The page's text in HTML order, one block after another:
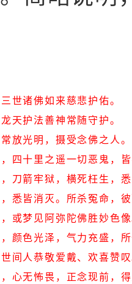
世诸佛如来慈悲护佑。
天护法善神常随守护。
放光明，摄受念佛之人。
四十里之遥一切恶鬼，
刀箭牢狱，横死枉生，
悉皆消灭。所杀冤命，
或梦见阿弥陀佛胜妙色
颜色光泽，气力充盛，
间人恭敬爱戴、欢喜赞
心无怖畏，正念现前，